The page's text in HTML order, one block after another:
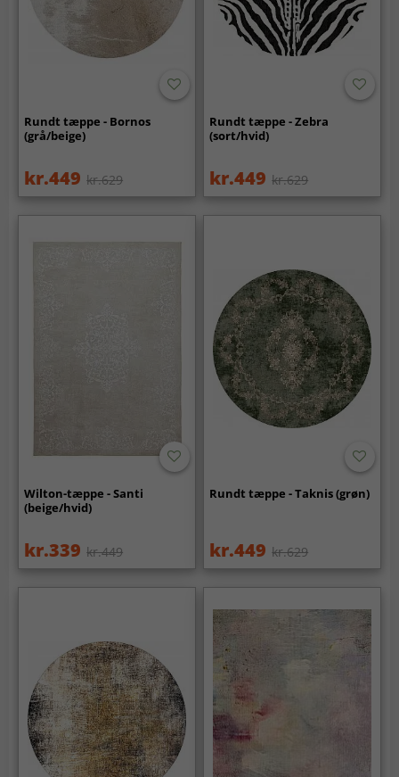
Rundt tæppe - Bornos
(grå/beige)
kr.449 kr.629
Rundt tæppe - Zebra
(sort/hvid)
kr.449 kr.629
Wilton-tæppe - Santi
(beige/hvid)
kr.339 kr.449
Rundt tæppe - Taknis (grøn)
kr.449 kr.629